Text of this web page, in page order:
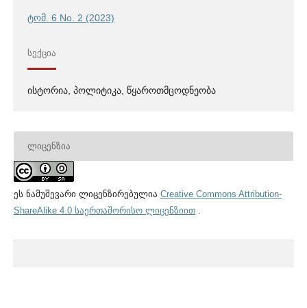
ტომ. 6 No. 2 (2023)
ᲡᲔᲥᲪᲘᲐ
ისტორია, პოლიტიკა, წყაროთმცოდნეობა
ᲚᲘᲪᲔᲜᲖᲘᲐ
ეს ნამუშევარი ლიცენზირებულია Creative Commons Attribution-
ShareAlike 4.0 საერთაშორისო ლიცენზიით.